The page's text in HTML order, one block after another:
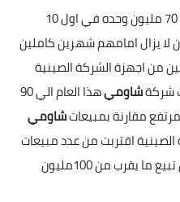
انهم شحنوا 70 مليون وحده في اول 10
فقط من هذا العام 2017 وان لا يزال امامهم شهرين كاملين
من اجهزة الشركة الصينية
شركةشاومي
هذا العام الي 90
مقارنة بمبيعاتشاومي
ان الشركة الصينية اقتربت من عدد مبيعات
التي من المتوقع ان تبيع ما يقرب من 100مليون